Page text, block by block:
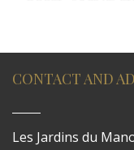
CONTACT AND
Les Jardins du